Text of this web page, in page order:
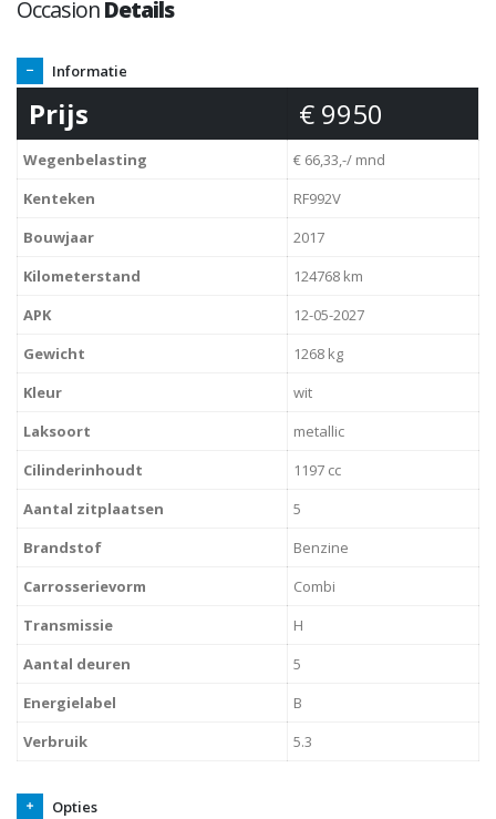
OccasionDetails
Informatie
Prijs € 9950
Wegenbelasting
€ 66,33,-/ mnd
Kenteken
RF992V
Bouwjaar
2017
Kilometerstand
124768 km
APK
12-05-2027
Gewicht
1268 kg
Kleur
wit
Laksoort
metallic
Cilinderinhoudt
1197 cc
Aantal zitplaatsen
5
Brandstof
Benzine
Carrosserievorm
Combi
Transmissie
H
Aantal deuren
5
Energielabel
B
Verbruik
5.3
Opties